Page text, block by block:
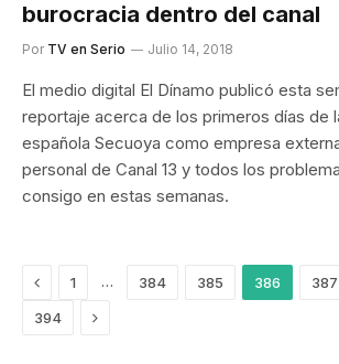
burocracia dentro del canal
Por TV en Serio Julio 14, 2018
El medio digital El Dínamo publicó esta
reportaje acerca de los primeros días de
española Secuoya como empresa
personal de Canal 13 y todos los
consigo en estas semanas.
Previous
1 … 384 385 386 387
394 Siguiente